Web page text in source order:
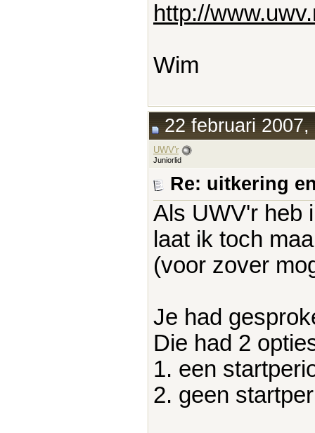
http://
Wim
22 februari 2007,
UWV'r
Juniorlid
Re: uitkering
Als UWV'r heb
laat ik toch
(voor zover
Je had
Die had 2
1. een
2. geen